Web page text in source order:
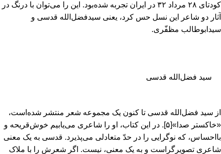
کودتای ۲۸ مرداد ۳۲ در ایران تجربه شده‌بود. این را می‌توان با درنگ در
آثار دو شاعر این نسل حس کرد، یعنی سیدفضل‌الله قدسی و
سیدابوطالب مظفّری‌.
سید فضل‌الله قدسی
از سید فضل‌الله قدسی تا کنون یک مجموعه شعر منتشر شده‌است‌،
«خاکستر صدا»[۵]
. در این کتاب‌، او را شاعری می‌یابیم خوش‌قریحه و
بااحساس‌، که نوگرایی را در حدّ متعادلی می‌پذیرد. قدسی به یک معنی
شاعری تصویرگراست و به یک معنی‌، نیست‌. اگر شعرش را با ملاک